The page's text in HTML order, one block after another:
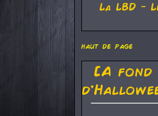
La LBD -
haut de page
[A fond